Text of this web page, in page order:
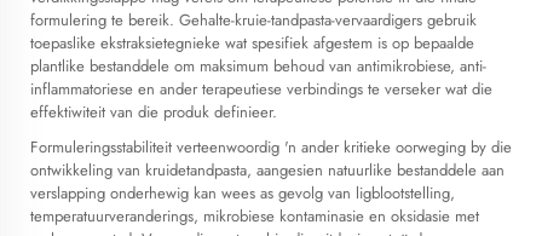
formulering te bereik. Gehalte-kruie-tandpasta-vervaardigers gebruik
toepaslike ekstraksietegnieke wat spesifiek afgestem is op bepaalde
plantlike bestanddele om maksimum behoud van antimikrobiese, anti-
inflammatoriese en ander terapeutiese verbindings te verseker wat die
effektiwiteit van die produk definieer.
Formuleringsstabiliteit verteenwoordig 'n ander kritieke oorweging by die
ontwikkeling van kruidetandpasta, aangesien natuurlike bestanddele aan
verslapping onderhewig kan wees as gevolg van ligblootstelling,
temperatuurveranderings, mikrobiese kontaminasie en oksidasie met